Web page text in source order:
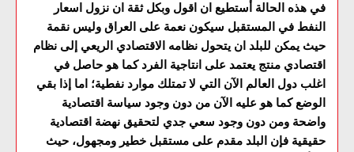
في هذه الحالة أستطيع ان اقول وبكل ثقة ان نزول اسعار
النفط في المستقبل سيكون نعمة على العراق وليس نقمة
حيث يمكن للبلد ان يتحول نظامه الاقتصادي الريعي إلى نظام
اقتصادي منتج يعتمد على انتاجية الفرد كما هو حاصل في
اغلب دول العالم الآن التي لا تمتلك موارد نفطية؛ اما إذا بقي
الوضع كما هو عليه الآن من دون وجود سياسة اقتصادية
واضحة ومن دون وجود سعي جدي لتحقيق نهضة اقتصادية
حقيقية فإن البلد مقدم على مستقبل خطير ومجهول، حيث